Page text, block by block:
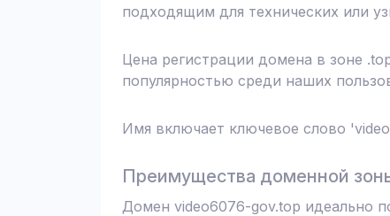
подходящим для технических или
Цена регистрации домена в зоне
популярностью среди наших
Имя включает ключевое слово
Преимущества доменной
Домен video6076-gov.top идеально